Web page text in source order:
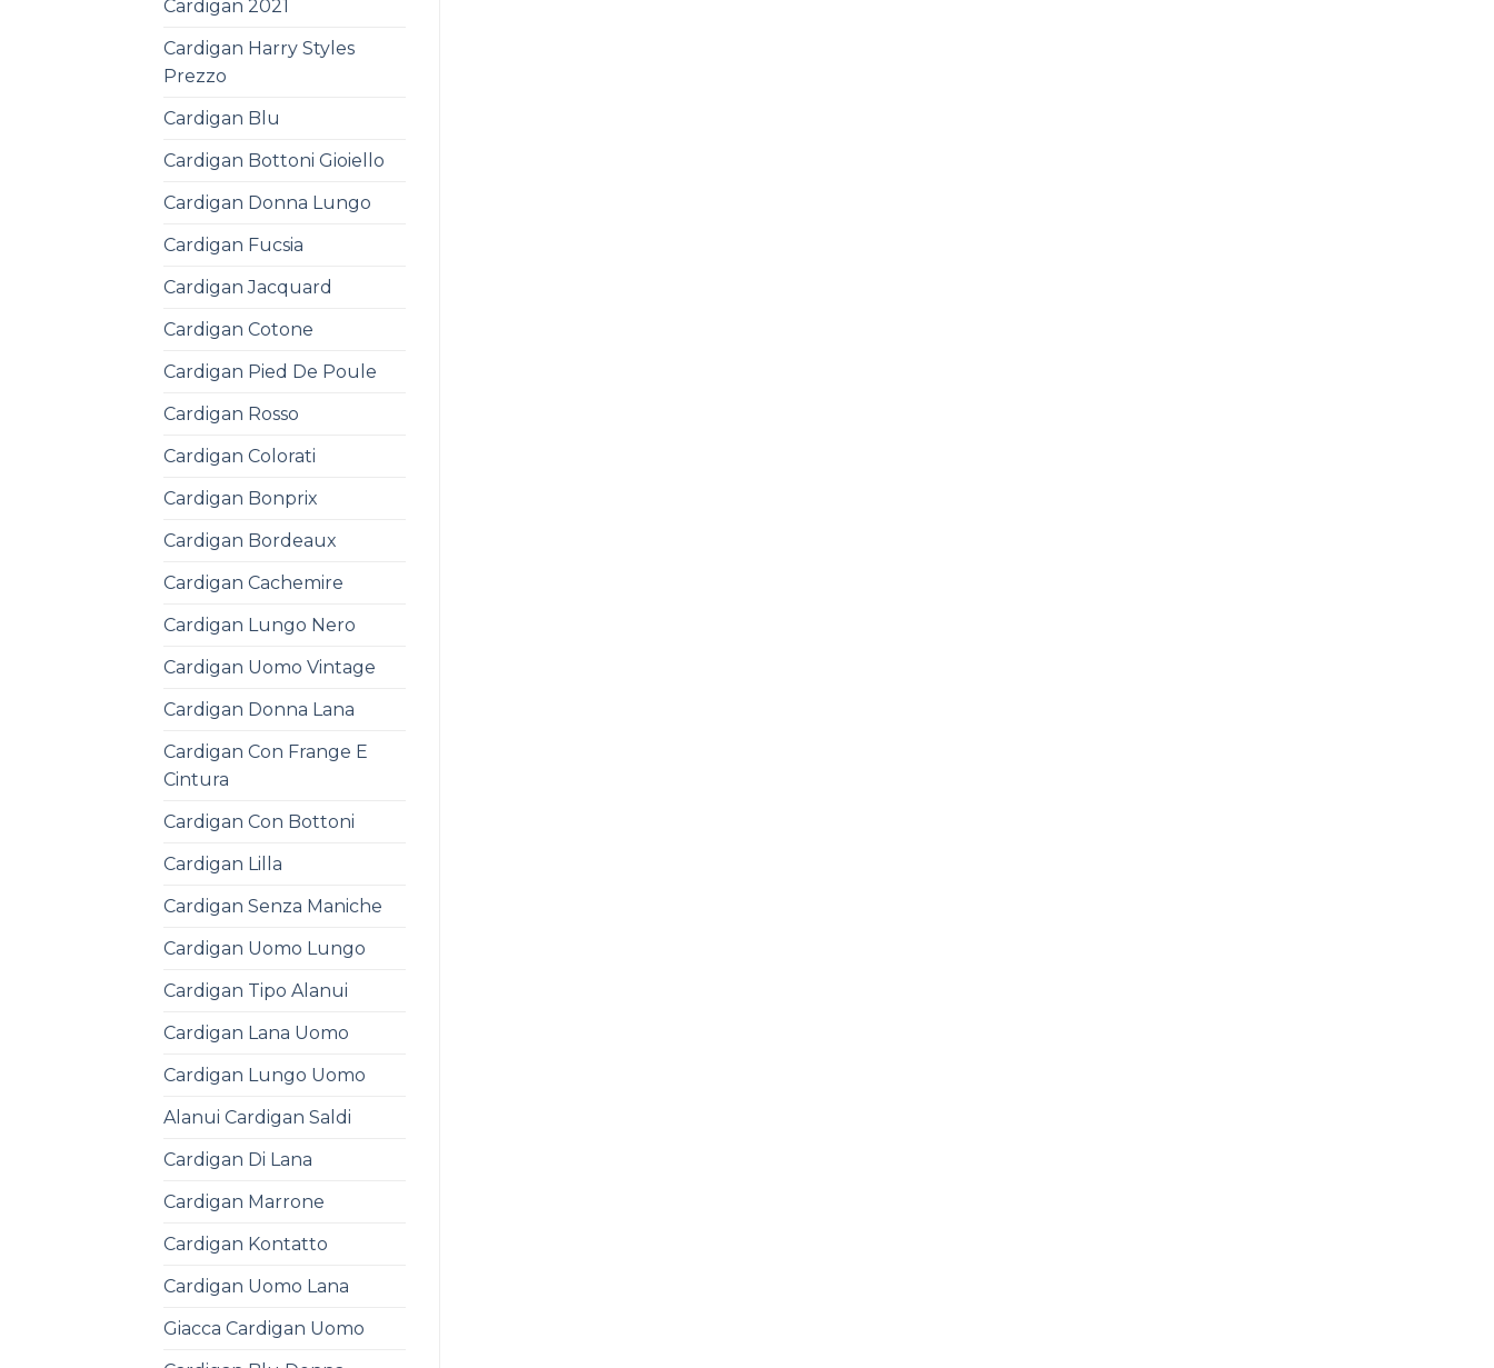
Cardigan 2021
Cardigan Harry Styles
Prezzo
Cardigan Blu
Cardigan Bottoni Gioiello
Cardigan Donna Lungo
Cardigan Fucsia
Cardigan Jacquard
Cardigan Cotone
Cardigan Pied De Poule
Cardigan Rosso
Cardigan Colorati
Cardigan Bonprix
Cardigan Bordeaux
Cardigan Cachemire
Cardigan Lungo Nero
Cardigan Uomo Vintage
Cardigan Donna Lana
Cardigan Con Frange E
Cintura
Cardigan Con Bottoni
Cardigan Lilla
Cardigan Senza Maniche
Cardigan Uomo Lungo
Cardigan Tipo Alanui
Cardigan Lana Uomo
Cardigan Lungo Uomo
Alanui Cardigan Saldi
Cardigan Di Lana
Cardigan Marrone
Cardigan Kontatto
Cardigan Uomo Lana
Giacca Cardigan Uomo